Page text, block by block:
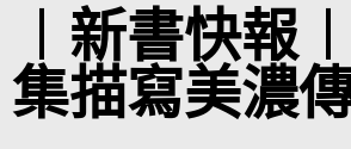
︱新書快報
集描寫美濃